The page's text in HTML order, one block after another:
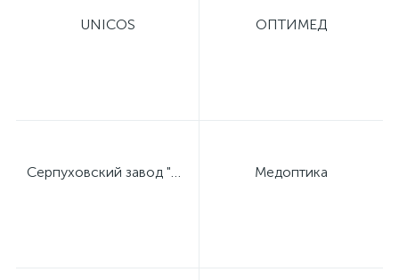
UNICOS ОПТИМЕД
Серпуховский завод "Металлист" Медоптика